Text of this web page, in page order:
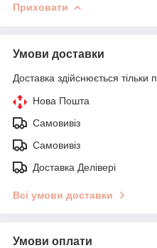
Приховати
Умови доставки
Доставка здійснюється тільки
Нова Пошта
Самовивіз
Самовивіз
Доставка Делівері
Всі умови доставки
Умови оплати